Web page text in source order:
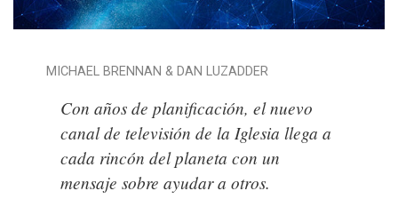
MICHAEL BRENNAN & DAN LUZADDER
Con años de planificación, el nuevo
canal de televisión de la Iglesia llega a
cada rincón del planeta con un
mensaje sobre ayudar a otros.